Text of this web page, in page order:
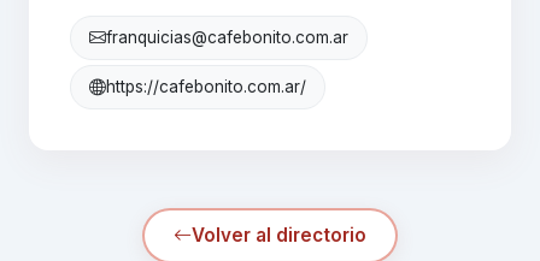
franquicias@cafebonito.com.ar
https://cafebonito.com.ar/
Volver al directorio